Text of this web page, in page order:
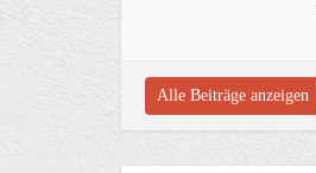
Alle Beiträge anzeigen